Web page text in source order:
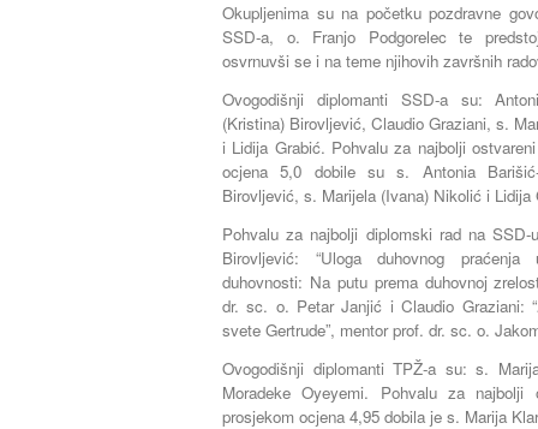
Okupljenima su na početku pozdravne
SSD-a, o. Franjo Podgorelec te
osvrnuvši se i na teme njihovih završnih
Ovogodišnji diplomanti SSD-a su:
(Kristina) Birovljević, Claudio Graziani, s.
i Lidija Grabić. Pohvalu za najbolji
ocjena 5,0 dobile su s. Antonia
Birovljević, s. Marijela (Ivana) Nikolić i Lidija
Pohvalu za najbolji diplomski rad na
Birovljević: “Uloga duhovnog
duhovnosti: Na putu prema duhovnoj
dr. sc. o. Petar Janjić i Claudio Graziani: “
svete Gertrude”, mentor prof. dr. sc. o.
Ovogodišnji diplomanti TPŽ-a su: s.
Moradeke Oyeyemi. Pohvalu za
prosjekom ocjena 4,95 dobila je s. Marija